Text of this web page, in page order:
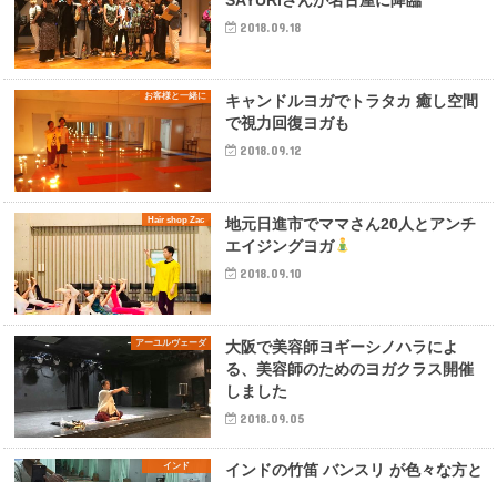
2018.09.18
お客様と一緒に
キャンドルヨガでトラタカ 癒し空間
で視力回復ヨガも
2018.09.12
Hair shop Zac
地元日進市でママさん20人とアンチ
エイジングヨガ
2018.09.10
アーユルヴェーダ
大阪で美容師ヨギーシノハラによ
る、美容師のためのヨガクラス開催
しました
2018.09.05
インド
インドの竹笛 バンスリ が色々な方と